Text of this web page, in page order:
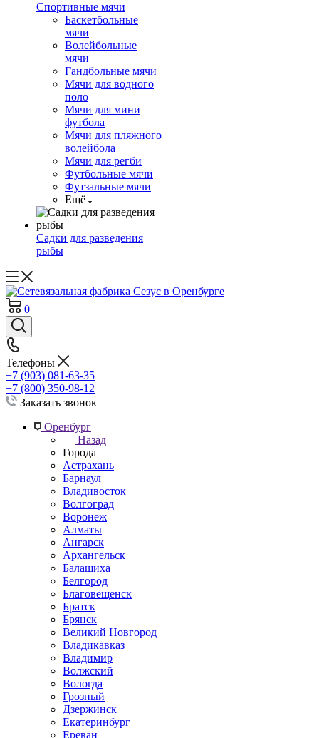
Спортивные мячи
Баскетбольные
мячи
Волейбольные
мячи
Гандбольные мячи
Мячи для водного
поло
Мячи для мини
футбола
Мячи для пляжного
волейбола
Мячи для регби
Футбольные мячи
Футзальные мячи
Ещё
Садки для разведения
рыбы
0
Телефоны
+7 (903) 081-63-35
+7 (800) 350-98-12
Заказать звонок
Оренбург
Назад
Города
Астрахань
Барнаул
Владивосток
Волгоград
Воронеж
Алматы
Ангарск
Архангельск
Балашиха
Белгород
Благовещенск
Братск
Брянск
Великий Новгород
Владикавказ
Владимир
Волжский
Вологда
Грозный
Дзержинск
Екатеринбург
Ереван